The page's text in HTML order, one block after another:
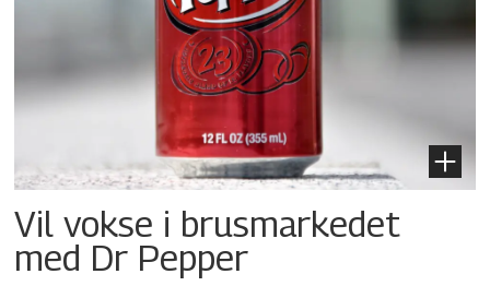
Vil vokse i brusmarkedet
med Dr Pepper